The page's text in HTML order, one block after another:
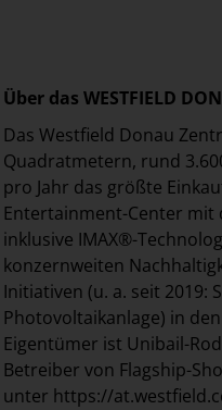
Über das WESTFIELD
Das Westfield Donau
Quadratmetern, rund
pro Jahr das größte
Entertainment-Center mit
inklusive IMAX®-
konzernweiten
Initiativen (u. a. seit
Photovoltaikanlage) in
Eigentümer ist Unibail-
Betreiber von Flagship-
unter https://